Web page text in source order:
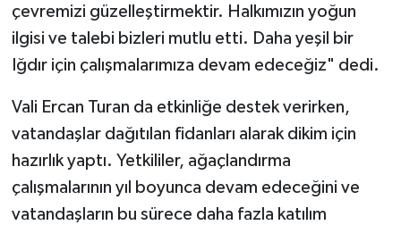
çevremizi güzelleştirmektir. Halkımızın yoğun
ilgisi ve talebi bizleri mutlu etti. Daha yeşil bir
Iğdır için çalışmalarımıza devam edeceğiz" dedi.
Vali Ercan Turan da etkinliğe destek verirken,
vatandaşlar dağıtılan fidanları alarak dikim için
hazırlık yaptı. Yetkililer, ağaçlandırma
çalışmalarının yıl boyunca devam edeceğini ve
vatandaşların bu sürece daha fazla katılım